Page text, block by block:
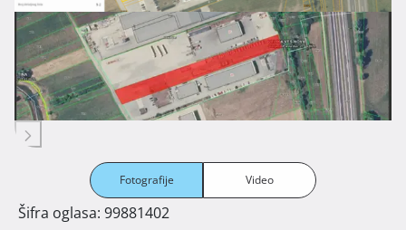
Fotografije Video
Šifra oglasa: 99881402